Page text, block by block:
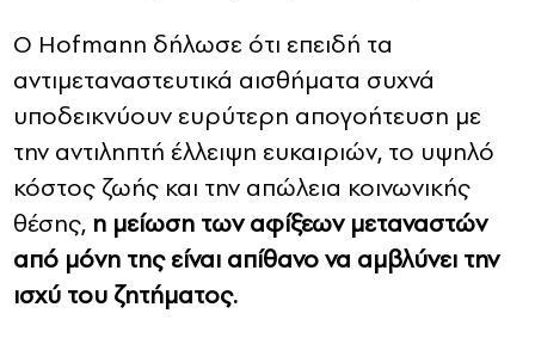
Ο Hofmann δήλωσε ότι επειδή τα
αντιμεταναστευτικά αισθήματα συχνά
υποδεικνύουν ευρύτερη απογοήτευση με
την αντιληπτή έλλειψη ευκαιριών, το υψηλό
κόστος ζωής και την απώλεια κοινωνικής
θέσης, η μείωση των αφίξεων μεταναστών
από μόνη της είναι απίθανο να αμβλύνει την
ισχύ του ζητήματος.